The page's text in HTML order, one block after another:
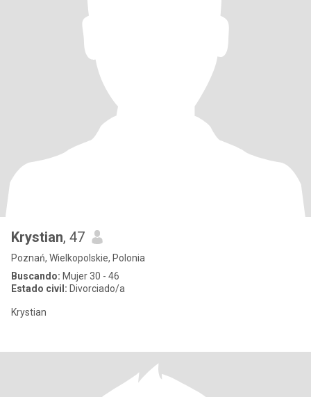
Krystian, 47
Poznań, Wielkopolskie, Polonia
Buscando: Mujer 30 - 46
Estado civil: Divorciado/a
Krystian